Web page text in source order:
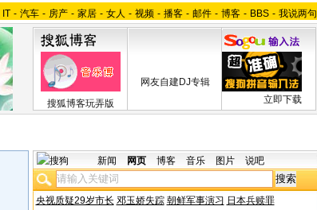
IT - 汽车 - 房产 - 家居 - 女人 - 视频 - 播客 - 邮件 - 博客 - BBS - 我说两句
搜狐博客玩弄版
网友自建DJ专辑
立即下载
新闻 网页 博客 音乐 图片 说吧
央视质疑29岁市长 邓玉娇失踪 朝鲜军事演习 日本兵赎罪